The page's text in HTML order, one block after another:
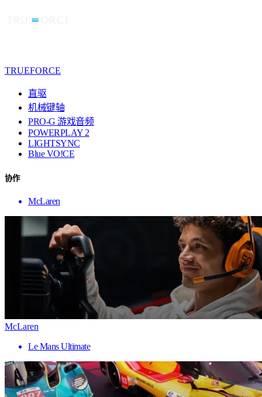
TRUEFORCE
直驱
机械键轴
PRO-G 游戏音频
POWERPLAY 2
LIGHTSYNC
Blue VO!CE
协作
McLaren
McLaren
Le Mans Ultimate